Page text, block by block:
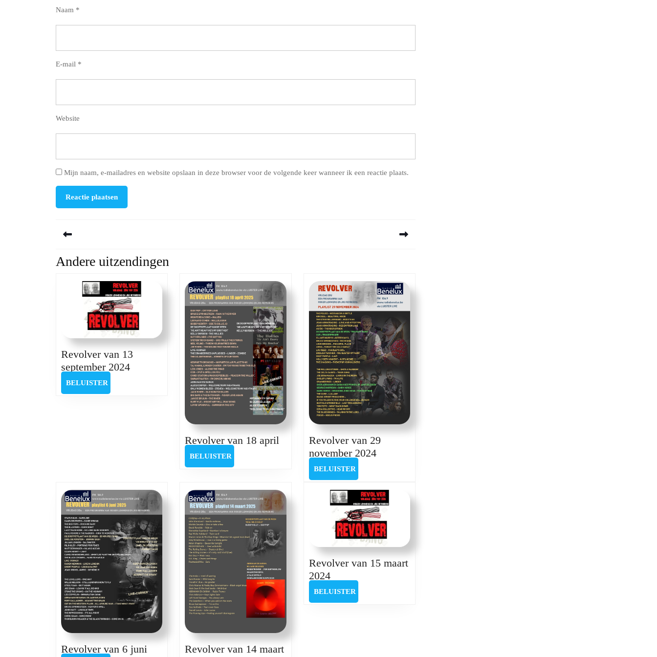
Naam *
E-mail *
Website
Mijn naam, e-mailadres en website opslaan in deze browser voor de volgende keer wanneer ik een reactie plaats.
Previous
Andere uitzendingen
Revolver van 13
september 2024Revolver
BELUISTER
Revolver van 18 april Revolver
BELUISTER
Revolver van 29
november 2024Revolver
november
2024
BELUISTERBELUISTER
Revolver van 6 juni RevolverRevolver van 14 maart
Revolver van 15 maart
2024Revolver
van
15
BELUISTERBELUISTER